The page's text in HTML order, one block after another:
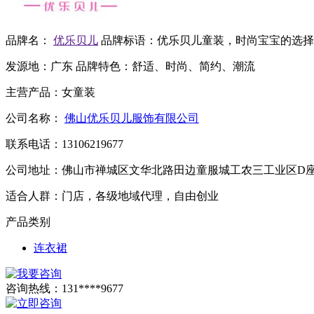
品牌名： 优乐贝儿 品牌标语： 优乐贝儿童装，时尚宝宝的选择
发源地： 广东 品牌特色： 舒适、时尚、简约、潮流
主营产品： 女童装
公司名称： 佛山优乐贝儿服饰有限公司
联系电话： 13106219677
公司地址： 佛山市禅城区文华北路田边童服城工农三工业区D
适合人群： 门店，各级地域代理，自由创业
产品类别
连衣裙
咨询热线： 131****9677